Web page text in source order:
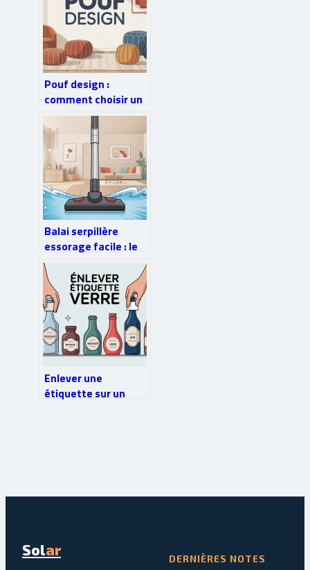
Pouf design :
comment choisir un
siège stylé, pratique
et confortable
Balai serpillère
essorage facile : le
guide pour choisir
sans se tromper
Enlever une
étiquette sur un
Solar
DERNIÈRES NOTES